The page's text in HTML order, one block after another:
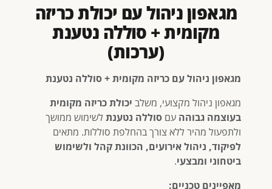
מגאפון ניהול עם יכולת כריזה
מקומית + סוללה נטענת
(ערכות)
מגאפון ניהול עם כריזה מקומית + סוללה נטענת
מגאפון ניהול מקצועי, משלב יכולת כריזה מקומית
בעוצמה גבוהה עם סוללה נטענת לשימוש ממושך
ולתפעול מהיר ללא צורך בהחלפת סוללות. מתאים
לפיקוד, ניהול אירועים, הכוונת קהל ולשימוש
ביטחוני ומבצעי.
מאפיינים טכניים: